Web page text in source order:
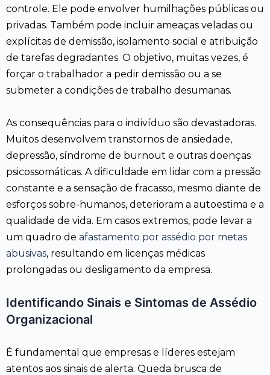
controle. Ele pode envolver humilhações públicas ou
privadas. Também pode incluir ameaças veladas ou
explícitas de demissão, isolamento social e atribuição
de tarefas degradantes. O objetivo, muitas vezes, é
forçar o trabalhador a pedir demissão ou a se
submeter a condições de trabalho desumanas.
As consequências para o indivíduo são devastadoras.
Muitos desenvolvem transtornos de ansiedade,
depressão, síndrome de burnout e outras doenças
psicossomáticas. A dificuldade em lidar com a pressão
constante e a sensação de fracasso, mesmo diante de
esforços sobre-humanos, deterioram a autoestima e a
qualidade de vida. Em casos extremos, pode levar a
um quadro de afastamento por assédio por metas
abusivas, resultando em licenças médicas
prolongadas ou desligamento da empresa.
Identificando Sinais e Sintomas de Assédio
Organizacional
É fundamental que empresas e líderes estejam
atentos aos sinais de alerta. Queda brusca de